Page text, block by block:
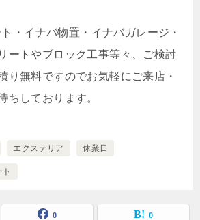
・イナバ物置・イナバガレージ・
ートやブロック工事等々、ご検討
り無料ですのでお気軽にご来店・
ちしております。
エクステリア 休業日
0 0